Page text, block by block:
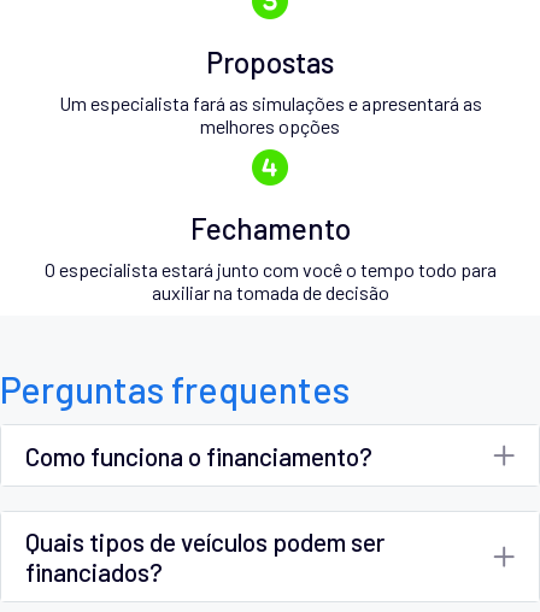
Propostas
Um especialista fará as simulações e apresentará as
melhores opções
Fechamento
O especialista estará junto com você o tempo todo para
auxiliar na tomada de decisão
Perguntas frequentes
Como funciona o financiamento?
Quais tipos de veículos podem ser
financiados?